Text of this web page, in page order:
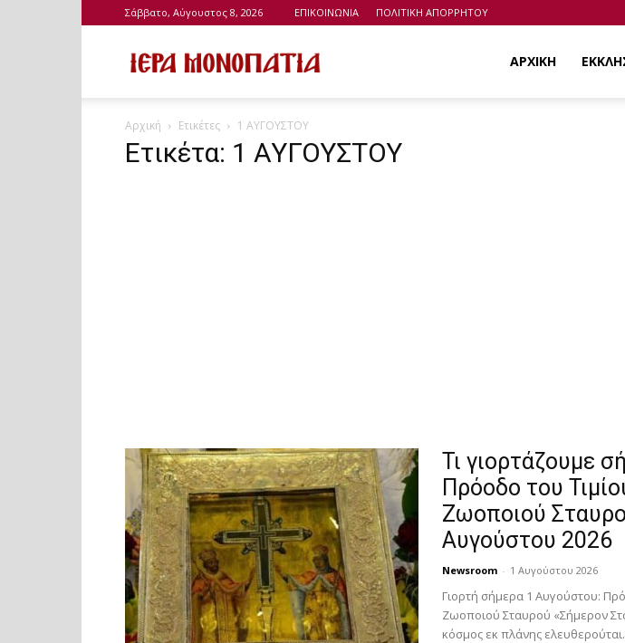
Σάββατο, Αύγουστος 8, 2026 ΕΠΙΚΟΙΝΩΝΙΑ ΠΟΛΙΤΙΚΗ ΑΠΟΡΡΗΤΟΥ
ΑΡΧΙΚΗ
Αρχική Ετικέτες 1 ΑΥΓΟΥΣΤΟΥ
Ετικέτα: 1 ΑΥΓΟΥΣΤΟΥ
Τι γιορτάζουμε
Πρόοδο του
Ζωοποιού
Αυγούστου 2026
Newsroom - 1 Αυγούστου 2026
Γιορτή σήμερα 1 Αυγούστου:
Ζωοποιού Σταυρού «Σήμερον
κόσμος εκ πλάνης